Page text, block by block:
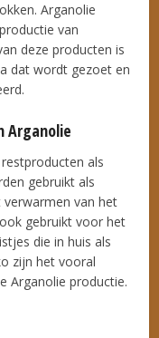
Arganolie
van
deze producten is
dat wordt gezoet en
Arganolie
als
gebruikt als
van het
gebruikt voor het
die in huis als
zijn het vooral
Arganolie productie.